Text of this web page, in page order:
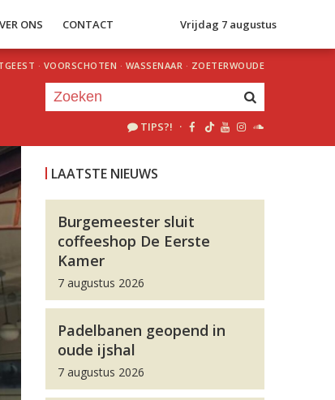
ONS CONTACT Vrijdag 7 augustus
· VOORSCHOTEN · WASSENAAR · ZOETERWOUDE
TIPS?! ·
LAATSTE NIEUWS
Burgemeester sluit
coffeeshop De Eerste
Kamer
7 augustus 2026
Padelbanen geopend in
oude ijshal
7 augustus 2026